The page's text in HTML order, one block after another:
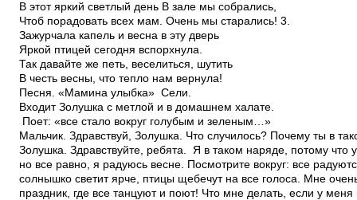
В этот яркий светлый день В зале мы собрались,
Чтоб порадовать всех мам. Очень мы старались! 3.
Зажурчала капель и весна в эту дверь
Яркой птицей сегодня вспорхнула.
Так давайте же петь, веселиться, шутить
В честь весны, что тепло нам вернула!
Песня. «Мамина улыбка» Сели.
Входит Золушка с метлой и в домашнем халате.
Поет: «все стало вокруг голубым и зеленым…»
Мальчик. Здравствуй, Золушка. Что случилось? Почему ты в
Золушка. Здравствуйте, ребята. Я в таком наряде, потому что
но все равно, я радуюсь весне. Посмотрите вокруг: все
солнышко светит ярче, птицы щебечут на все голоса. Мне
праздник, где все танцуют и поют! Что мне делать, если у меня